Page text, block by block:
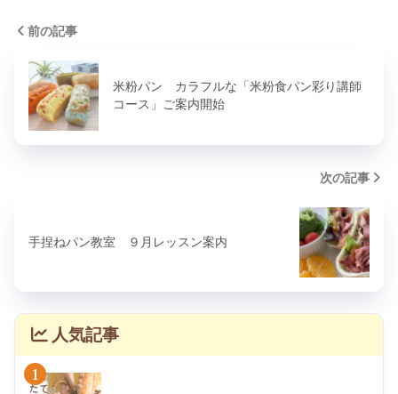
前の記事
米粉パン カラフルな「米粉食パン彩り講師
コース」ご案内開始
次の記事
手捏ねパン教室 ９月レッスン案内
人気記事
1